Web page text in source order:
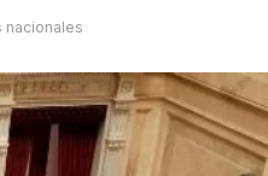
nacionales